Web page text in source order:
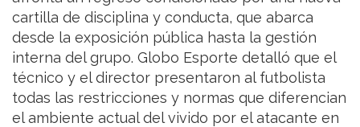
cartilla de disciplina y conducta, que abarca
desde la exposición pública hasta la gestión
interna del grupo. Globo Esporte detalló que el
técnico y el director presentaron al futbolista
todas las restricciones y normas que diferencian
el ambiente actual del vivido por el atacante en